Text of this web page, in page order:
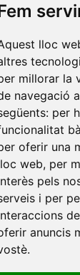
lloc
millorar la
navegació
per
oferir una
web, per
pels
i per
anuncis
.
Oliba CEU•
•
de
Herrera•
les Illes
Catalunya •
•
Oberta de
Domitia